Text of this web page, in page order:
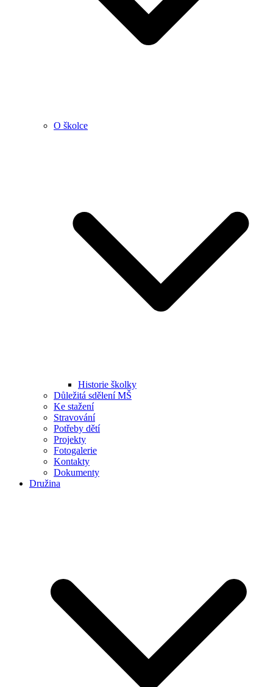
O školce
Historie školky
Důležitá sdělení MŠ
Ke stažení
Stravování
Potřeby dětí
Projekty
Fotogalerie
Kontakty
Dokumenty
Družina